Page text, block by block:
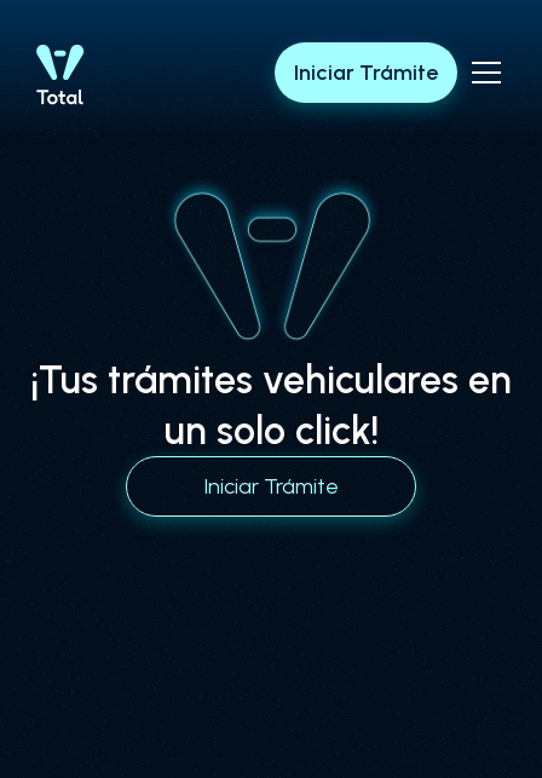
Iniciar Trámite
¡Tus trámites vehiculares en
un solo click!
Iniciar Trámite